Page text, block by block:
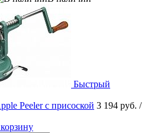
Быстрый
Peeler с присоской 3 194 руб. /